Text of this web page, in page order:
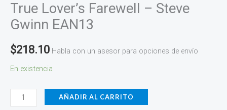
True Lover’s Farewell – Steve
Gwinn EAN13
$218.10 Habla con un asesor para opciones de envío
En existencia
AÑADIR AL CARRITO